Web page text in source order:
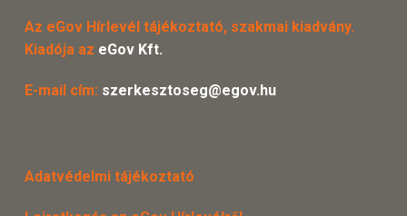
Az eGov Hírlevél tájékoztató, szakmai kiadvány.
Kiadója az eGov Kft.
E-mail cím: szerkesztoseg@egov.hu
Adatvédelmi tájékoztató